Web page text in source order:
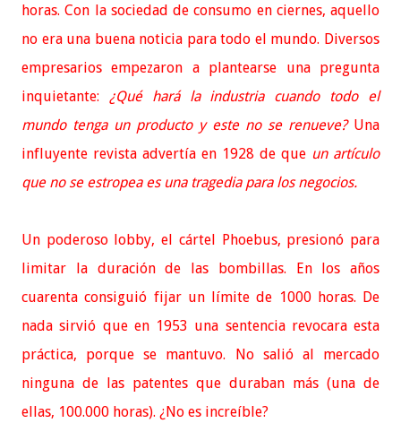
horas. Con la sociedad de consumo en ciernes, aquello
no era una buena noticia para todo el mundo. Diversos
empresarios empezaron a plantearse una pregunta
inquietante: ¿Qué hará la industria cuando todo el
mundo tenga un producto y este no se renueve?Una
influyente revista advertía en 1928 de que un artículo
que no se estropea es una tragedia para los negocios.
Un poderoso lobby, el cártel Phoebus, presionó para
limitar la duración de las bombillas. En los años
cuarenta consiguió fijar un límite de 1000 horas. De
nada sirvió que en 1953 una sentencia revocara esta
práctica, porque se mantuvo. No salió al mercado
ninguna de las patentes que duraban más (una de
ellas, 100.000 horas). ¿No es increíble?